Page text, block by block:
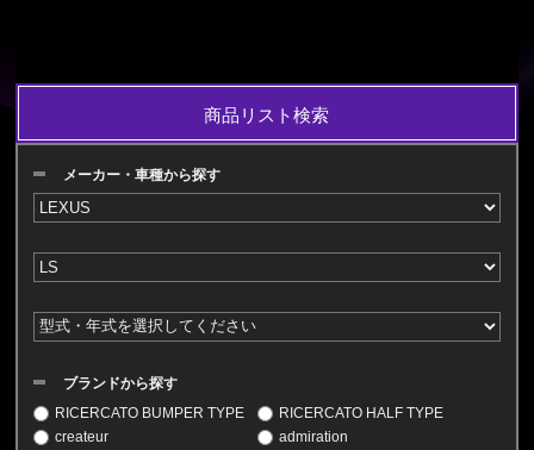
商品リスト検索
メーカー・車種から探す
ブランドから探す
RICERCATO BUMPER TYPE
RICERCATO HALF TYPE
createur
admiration